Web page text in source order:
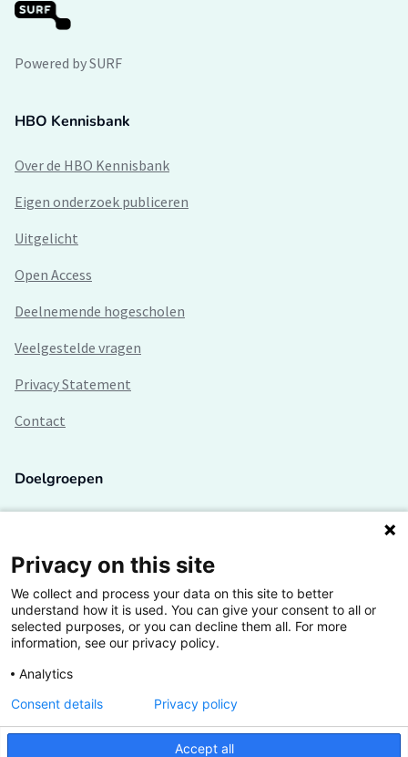
Powered by SURF
HBO Kennisbank
Over de HBO Kennisbank
Eigen onderzoek publiceren
Uitgelicht
Open Access
Deelnemende hogescholen
Veelgestelde vragen
Privacy Statement
Contact
Doelgroepen
Lectoren en onderzoekers
Bedrijven
Hogescholen
De grootste kennisbank van het HBO
Privacy on this site
We collect and process your data on this site to better
understand how it is used. You can give your consent to all or
selected purposes, or you can decline them all. For more
information, see our privacy policy.
Analytics
Accept all
Consent details Privacy policy